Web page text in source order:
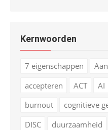
Kernwoorden
7 eigenschappen
accepteren
ACT AI
burnout
cognitieve
DISC
duurzaamheid